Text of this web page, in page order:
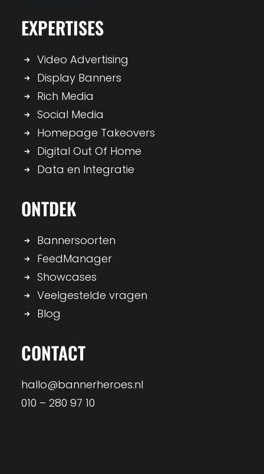
EXPERTISES
Video Advertising
Display Banners
Rich Media
Social Media
Homepage Takeovers
Digital Out Of Home
Data en Integratie
ONTDEK
Bannersoorten
FeedManager
Showcases
Veelgestelde vragen
Blog
CONTACT
hallo@bannerheroes.nl
010 – 280 97 10